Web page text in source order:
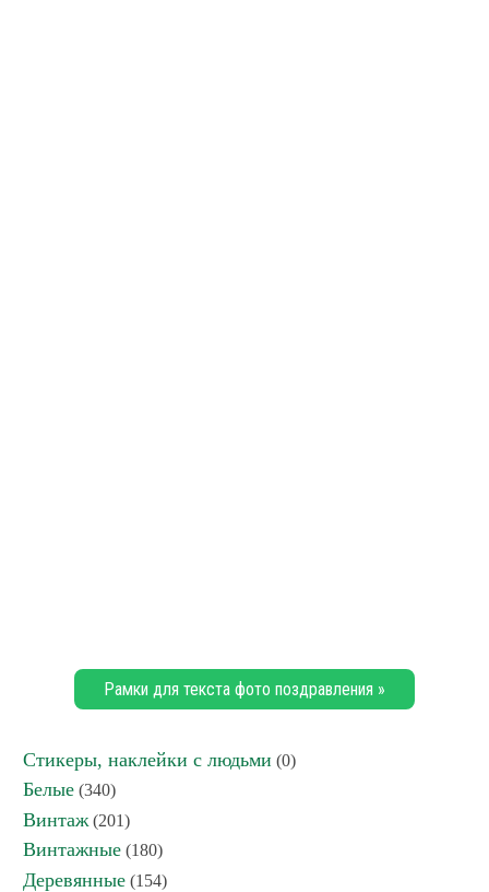
Рамки для текста фото поздравления »
Стикеры, наклейки с людьми (0)
Белые (340)
Винтаж (201)
Винтажные (180)
Деревянные (154)